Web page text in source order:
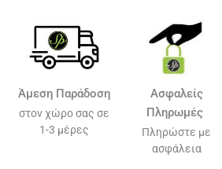
Άμεση Παράδοση
στον χώρο σας σε
1-3 μέρες
Ασφαλείς
Πληρωμές
Πληρώστε με
ασφάλεια